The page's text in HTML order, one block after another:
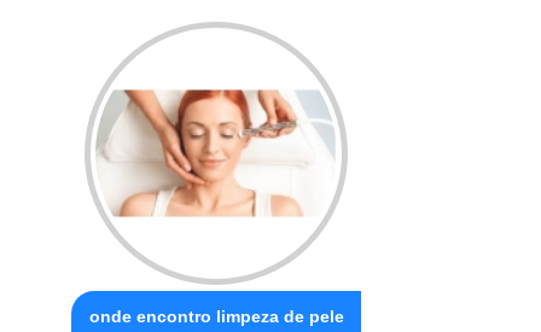
onde encontro limpeza de pele